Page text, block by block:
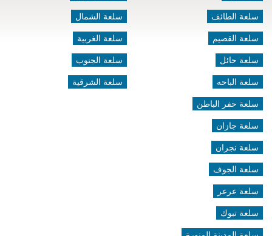
سلعة الطائف
سلعة القصيم
سلعة حائل
سلعة الباحه
سلعة حفر الباطن
سلعة جازان
سلعة نجران
سلعة الجوف
سلعة عرعر
سلعة تبوك
سلعة الشمال
سلعة الغربية
سلعة الجنوب
سلعة الشرقية